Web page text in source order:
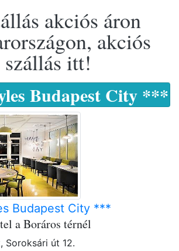
akciós áron
akciós
szállás itt!
Budapest City ***
Budapest City ***
a Boráros térnél
Soroksári út 12.